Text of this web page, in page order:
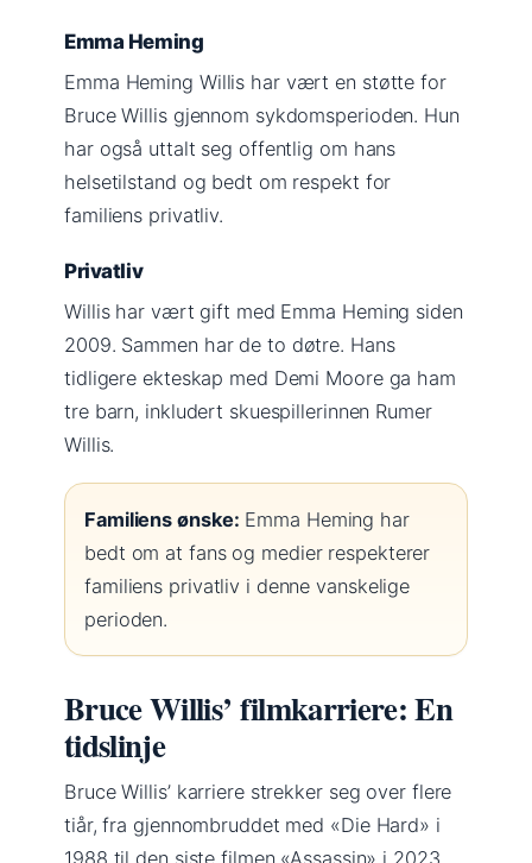
Emma Heming
Emma Heming Willis har vært en støtte for
Bruce Willis gjennom sykdomsperioden. Hun
har også uttalt seg offentlig om hans
helsetilstand og bedt om respekt for
familiens privatliv.
Privatliv
Willis har vært gift med Emma Heming siden
2009. Sammen har de to døtre. Hans
tidligere ekteskap med Demi Moore ga ham
tre barn, inkludert skuespillerinnen Rumer
Willis.
Familiens ønske: Emma Heming har
bedt om at fans og medier respekterer
familiens privatliv i denne vanskelige
perioden.
Bruce Willis’ filmkarriere: En
tidslinje
Bruce Willis’ karriere strekker seg over flere
tiår, fra gjennombruddet med «Die Hard» i